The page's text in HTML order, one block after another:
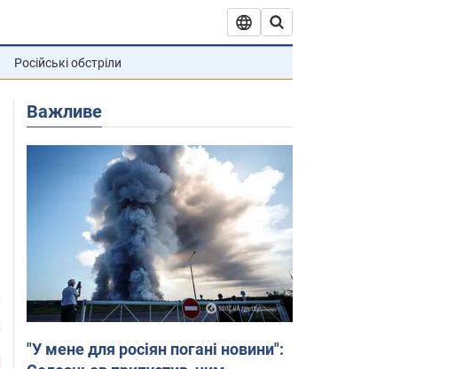
Російські обстріли
Важливе
"У мене для росіян погані новини":